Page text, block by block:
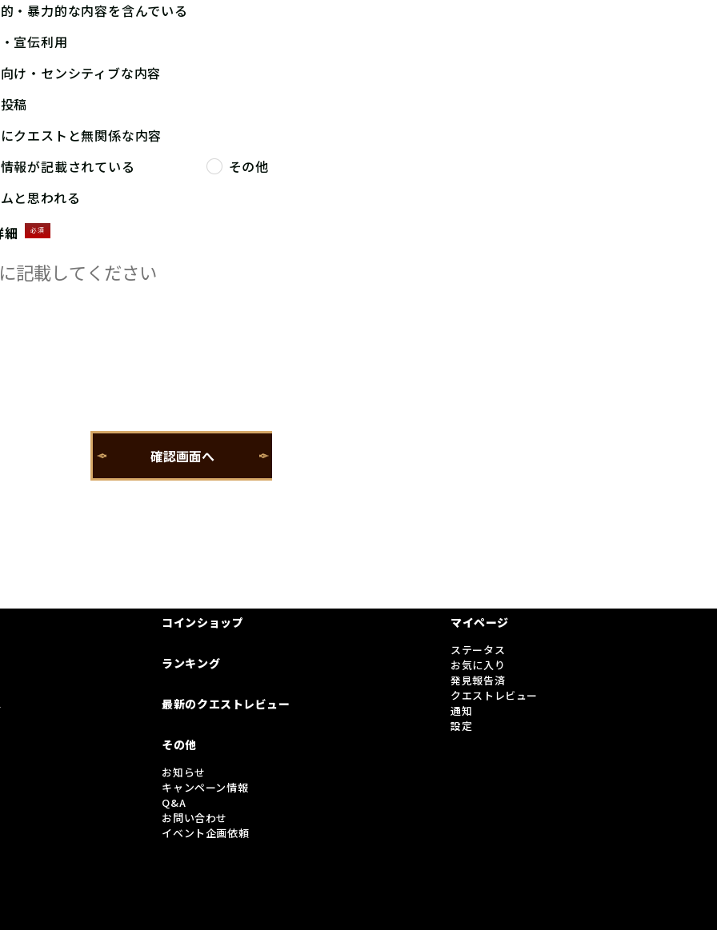
・暴力的な内容を含んでいる
宣伝利用
け・センシティブな内容
稿
クエストと無関係な内容
報が記載されている
その他
と思われる
細
必須
コインショップ
ランキング
最新のクエストレビュー
その他
お知らせ
キャンペーン情報
Q&A
お問い合わせ
イベント企画依頼
マイページ
ステータス
お気に入り
発見報告済
クエストレビュー
通知
設定